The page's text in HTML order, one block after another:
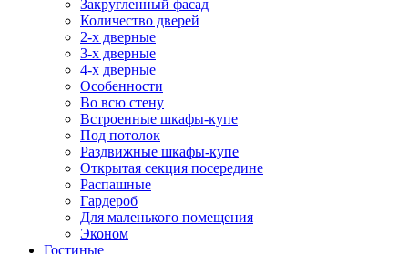
Закругленный фасад
Количество дверей
2-х дверные
3-х дверные
4-х дверные
Особенности
Во всю стену
Встроенные шкафы-купе
Под потолок
Раздвижные шкафы-купе
Открытая секция посередине
Распашные
Гардероб
Для маленького помещения
Эконом
Гостиные